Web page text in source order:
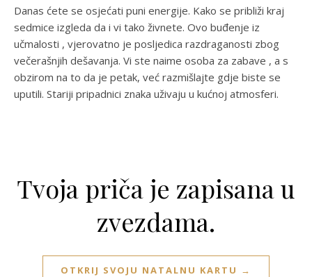
Danas ćete se osjećati puni energije. Kako se približi kraj
sedmice izgleda da i vi tako živnete. Ovo buđenje iz
učmalosti , vjerovatno je posljedica razdraganosti zbog
večerašnjih dešavanja. Vi ste naime osoba za zabave , a s
obzirom na to da je petak, već razmišlajte gdje biste se
uputili. Stariji pripadnici znaka uživaju u kućnoj atmosferi.
Tvoja priča je zapisana u
zvezdama.
OTKRIJ SVOJU NATALNU KARTU →